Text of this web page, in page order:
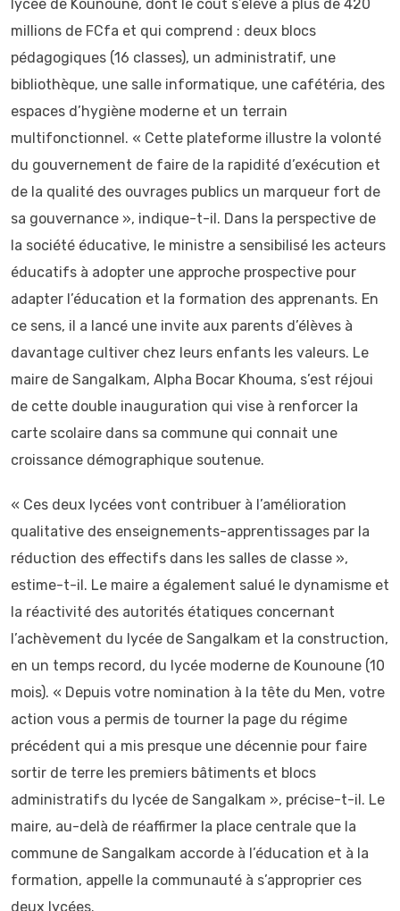
lycée de Kounoune, dont le coût s’élève à plus de 420
millions de FCfa et qui comprend : deux blocs
pédagogiques (16 classes), un administratif, une
bibliothèque, une salle informatique, une cafétéria, des
espaces d’hygiène moderne et un terrain
multifonctionnel. « Cette plateforme illustre la volonté
du gouvernement de faire de la rapidité d’exécution et
de la qualité des ouvrages publics un marqueur fort de
sa gouvernance », indique-t-il. Dans la perspective de
la société éducative, le ministre a sensibilisé les acteurs
éducatifs à adopter une approche prospective pour
adapter l’éducation et la formation des apprenants. En
ce sens, il a lancé une invite aux parents d’élèves à
davantage cultiver chez leurs enfants les valeurs. Le
maire de Sangalkam, Alpha Bocar Khouma, s’est réjoui
de cette double inauguration qui vise à renforcer la
carte scolaire dans sa commune qui connait une
croissance démographique soutenue.
« Ces deux lycées vont contribuer à l’amélioration
qualitative des enseignements-apprentissages par la
réduction des effectifs dans les salles de classe »,
estime-t-il. Le maire a également salué le dynamisme et
la réactivité des autorités étatiques concernant
l’achèvement du lycée de Sangalkam et la construction,
en un temps record, du lycée moderne de Kounoune (10
mois). « Depuis votre nomination à la tête du Men, votre
action vous a permis de tourner la page du régime
précédent qui a mis presque une décennie pour faire
sortir de terre les premiers bâtiments et blocs
administratifs du lycée de Sangalkam », précise-t-il. Le
maire, au-delà de réaffirmer la place centrale que la
commune de Sangalkam accorde à l’éducation et à la
formation, appelle la communauté à s’approprier ces
deux lycées.